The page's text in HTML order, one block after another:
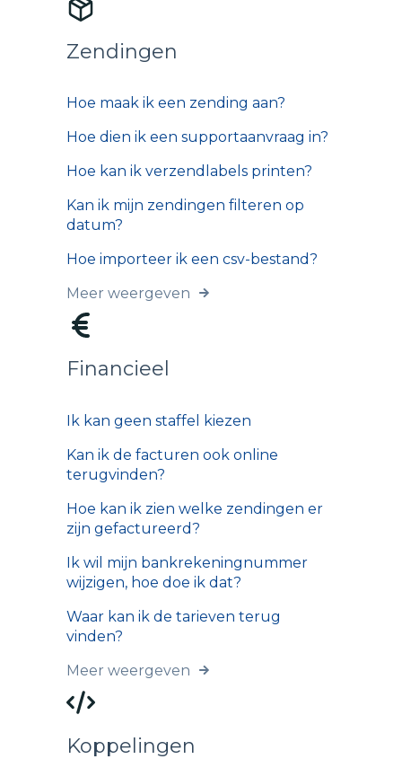
Zendingen
Hoe maak ik een zending aan?
Hoe dien ik een supportaanvraag in?
Hoe kan ik verzendlabels printen?
Kan ik mijn zendingen filteren op
datum?
Hoe importeer ik een csv-bestand?
Meer weergeven
Financieel
Ik kan geen staffel kiezen
Kan ik de facturen ook online
terugvinden?
Hoe kan ik zien welke zendingen er
zijn gefactureerd?
Ik wil mijn bankrekeningnummer
wijzigen, hoe doe ik dat?
Waar kan ik de tarieven terug
vinden?
Meer weergeven
Koppelingen